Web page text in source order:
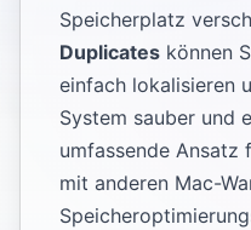
Speicherplatz
Duplicates können
einfach lokalisieren
System sauber und
umfassende Ansatz
mit anderen Mac-